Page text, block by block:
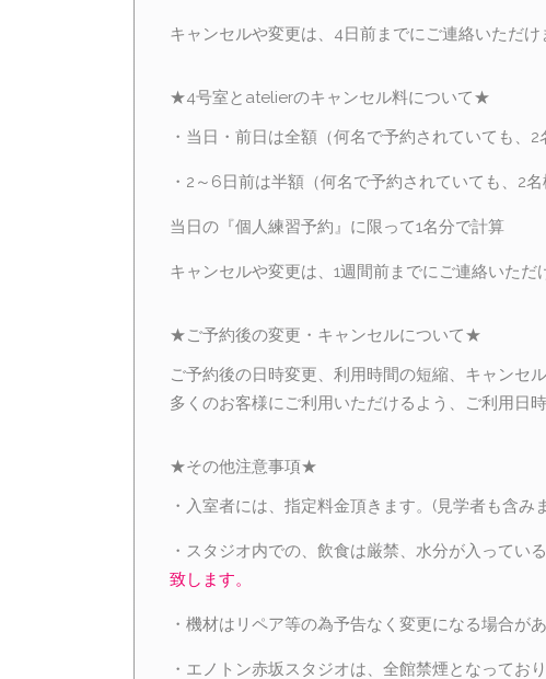
キャンセルや変更は、4日前までにご連絡いただけ
★4号室とatelierのキャンセル料について★
・当日・前日は全額（何名で予約されていても、2
・2～6日前は半額（何名で予約されていても、2名
当日の『個人練習予約』に限って1名分で計算
キャンセルや変更は、1週間前までにご連絡いただ
★ご予約後の変更・キャンセルについて★
ご予約後の日時変更、利用時間の短縮、キャンセ
多くのお客様にご利用いただけるよう、ご利用日
★その他注意事項★
・入室者には、指定料金頂きます。(見学者も含み
・スタジオ内での、飲食は厳禁、水分が入ってい
致します。
・機材はリペア等の為予告なく変更になる場合があ
・エノトン赤坂スタジオは、全館禁煙となってお